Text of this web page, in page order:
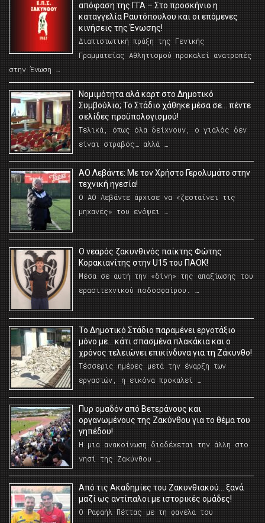
απόφαση της ΓΓΑ – Στο προσκήνιο η
καταγγελία Ραυτόπουλου και οι επόμενες
κινήσεις της Ένωσης!
Διαπιστωτική πράξη της Γενικής
Γραμματείας Αθλητισμού προκαλεί ανατροπές
στην Ένωση …
Νομιμότητα αλά καρτ στο Δημοτικό
Συμβούλιο; Το Στάδιο χάθηκε μέσα σε… πέντε
σελίδες προϋπολογισμού!
Τελικά, όπως όλα δείχνουν, ο γιαλός δεν
είναι στραβός… αλλά …
ΑΟ Λεβάντε: Με τον Χρήστο Γερολυμάτο στην
τεχνική ηγεσία!
Ο ΑΟ Λεβάντε άρχισε να «ζεσταίνει τις
μηχανές» του ενόψει …
O νεαρός ζακυνθινός παίκτης Φώτης
Κορακιανίτης στην U15 του ΠΑΟΚ!
Μέσα σε αυτή την «δίνη» της απαξίωσης του
ερασιτεχνικού ποδοσφαίρου. …
Το Δημοτικό Στάδιο παραμένει εργοτάξιο
μόνο με… κάτι σπασμένα πλακάκια και ο
χρόνος τελειώνει επικίνδυνα για τη Ζάκυνθο!
Τέσσερις ημέρες μετά την έναρξη των
εργασιών, η εικόνα προκαλεί …
Πυρ ομαδόν από Βετεράνους και
οργανωμένους της Ζακύνθου για το θέμα του
γηπέδου!
Η μια ανακοίνωση διαδέχεται την άλλη στο
νησί της Ζακύνθου …
Από τις Ακαδημίες του Ζακυνθιακού… ξανά
μαζί ως αντίπαλοι με ιστορικές ομάδες!
Ο Ραφαήλ Πέττας με τη φανέλα του